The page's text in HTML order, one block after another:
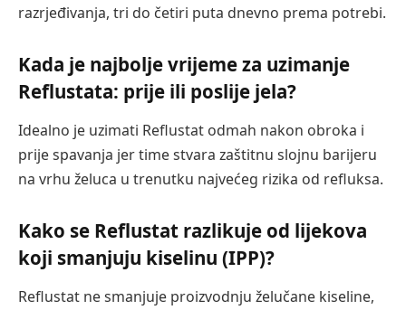
razrjeđivanja, tri do četiri puta dnevno prema potrebi.
Kada je najbolje vrijeme za uzimanje
Reflustata: prije ili poslije jela?
Idealno je uzimati Reflustat odmah nakon obroka i
prije spavanja jer time stvara zaštitnu slojnu barijeru
na vrhu želuca u trenutku najvećeg rizika od refluksa.
Kako se Reflustat razlikuje od lijekova
koji smanjuju kiselinu (IPP)?
Reflustat ne smanjuje proizvodnju želučane kiseline,